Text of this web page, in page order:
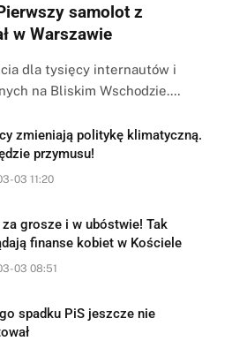
samolot z
w Warszawie
dla tysięcy internautów i
na Bliskim Wschodzie.…
zmieniają politykę klimatyczną.
przymusu!
03 11:20
grosze i w ubóstwie! Tak
finanse kobiet w Kościele
03 08:51
spadku PiS jeszcze nie